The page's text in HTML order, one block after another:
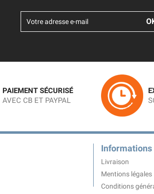
PAIEMENT SÉCURISÉ
AVEC CB ET PAYPAL
Informations
Livraison
Mentions légales
Conditions